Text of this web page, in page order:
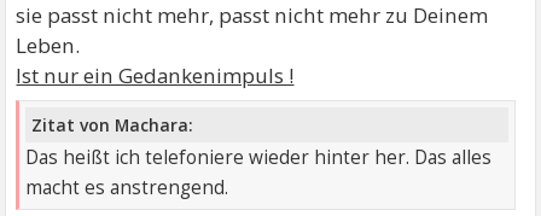
sie passt nicht mehr, passt nicht mehr zu Deinem
Leben.
Ist nur ein Gedankenimpuls !
Zitat von Machara:
Das heißt ich telefoniere wieder hinter her. Das alles
macht es anstrengend.